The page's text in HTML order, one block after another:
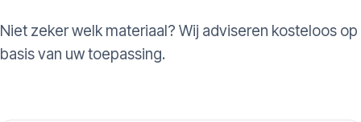
Niet zeker welk materiaal? Wij adviseren kosteloos op
basis van uw toepassing.